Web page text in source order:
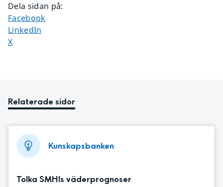
Dela sidan på:
Dela sidan på
Facebook
Dela sidan på
LinkedIn
Dela sidan på
X
Relaterade sidor
Kunskapsbanken
Tolka SMHIs väderprognoser